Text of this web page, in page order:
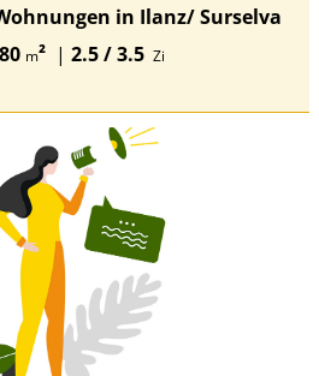
in Ilanz/ Surselva
80 m² | 2.5 / 3.5 Zi